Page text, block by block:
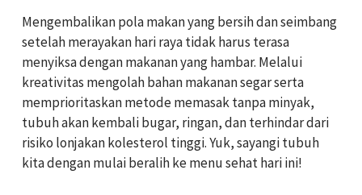
Mengembalikan pola makan yang bersih dan seimbang
setelah merayakan hari raya tidak harus terasa
menyiksa dengan makanan yang hambar. Melalui
kreativitas mengolah bahan makanan segar serta
memprioritaskan metode memasak tanpa minyak,
tubuh akan kembali bugar, ringan, dan terhindar dari
risiko lonjakan kolesterol tinggi. Yuk, sayangi tubuh
kita dengan mulai beralih ke menu sehat hari ini!